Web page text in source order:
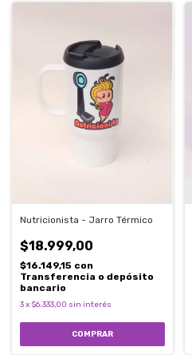
Nutricionista - Jarro Térmico
$18.999,00
$16.149,15 con
Transferencia o depósito
bancario
3x $6.333,00 sin interés